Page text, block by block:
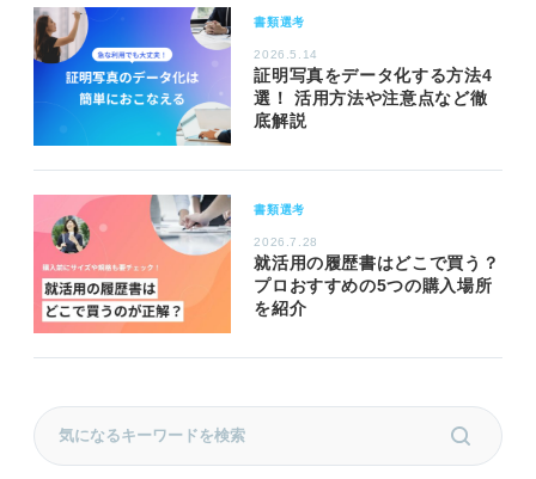
書類選考
2026.5.14
証明写真をデータ化する方法4
選！ 活用方法や注意点など徹
底解説
書類選考
2026.7.28
就活用の履歴書はどこで買う？
プロおすすめの5つの購入場所
を紹介